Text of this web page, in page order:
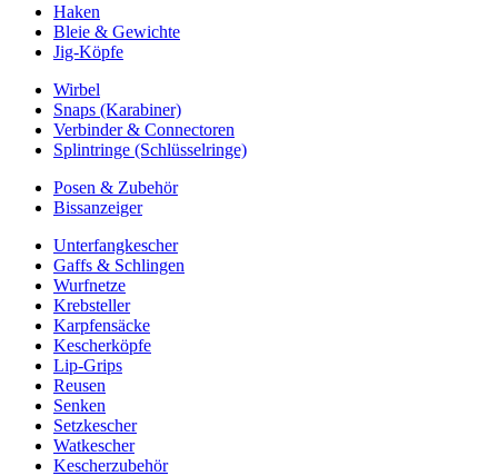
Haken
Bleie & Gewichte
Jig-Köpfe
Wirbel
Snaps (Karabiner)
Verbinder & Connectoren
Splintringe (Schlüsselringe)
Posen & Zubehör
Bissanzeiger
Unterfangkescher
Gaffs & Schlingen
Wurfnetze
Krebsteller
Karpfensäcke
Kescherköpfe
Lip-Grips
Reusen
Senken
Setzkescher
Watkescher
Kescherzubehör